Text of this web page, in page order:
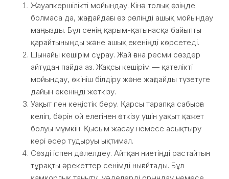
Жауапкершілікті мойындау. Кінә толық өзіңде
болмаса да, жағдайдағы өз рөліңді ашық мойындау
маңызды. Бұл сенің қарым-қатынасқа байыпты
қарайтыныңды және ашық екеніңді көрсетеді.
Шынайы кешірім сұрау. Жай ғана ресми сөздер
айтудан пайда аз. Жақсы кешірім — қателікті
мойындау, өкініш білдіру және жағдайды түзетуге
дайын екеніңді жеткізу.
Уақыт пен кеңістік беру. Қарсы тарапқа сабырға
келіп, бәрін ой елегінен өткізу үшін уақыт қажет
болуы мүмкін. Қысым жасау немесе асықтыру
кері әсер тудыруы ықтимал.
Сөзді іспен дәлелдеу. Айтқан ниетіңді растайтын
тұрақты әрекеттер сенімді нығайтады. Бұл